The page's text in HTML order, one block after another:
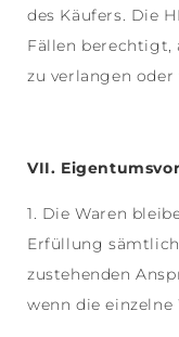
des Käufers. Die
Fällen berechtigt,
zu verlangen
VII.
1. Die Waren
Erfüllung
zustehenden
wenn die